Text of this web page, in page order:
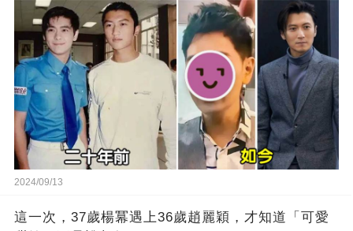
2024/09/13
這一次，37歲楊冪遇上36歲趙麗穎，才知道「可愛